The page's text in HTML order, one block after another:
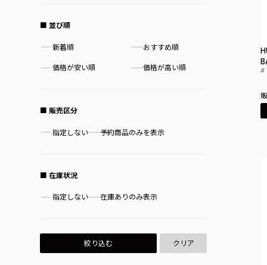
DESCENTE
DANNER
FOXTROT UNIFORM
GOOD ON
HAVAIANAS
HYDRO FLASK
並び順
新着順 おすすめ順
価格が安い順 価格が高い順
販売区分
指定しない 予約商品のみを表示
在庫状況
指定しない 在庫ありのみ表示
絞り込む クリア